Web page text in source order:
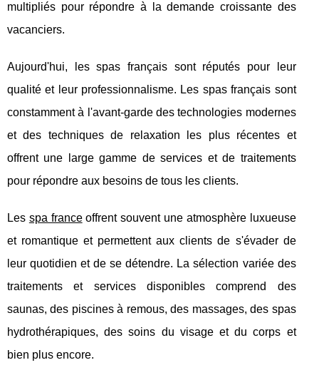
multipliés pour répondre à la demande croissante des
vacanciers.
Aujourd'hui, les spas français sont réputés pour leur
qualité et leur professionnalisme. Les spas français sont
constamment à l'avant-garde des technologies modernes
et des techniques de relaxation les plus récentes et
offrent une large gamme de services et de traitements
pour répondre aux besoins de tous les clients.
Les spa franceoffrent souvent une atmosphère luxueuse
et romantique et permettent aux clients de s'évader de
leur quotidien et de se détendre. La sélection variée des
traitements et services disponibles comprend des
saunas, des piscines à remous, des massages, des spas
hydrothérapiques, des soins du visage et du corps et
bien plus encore.